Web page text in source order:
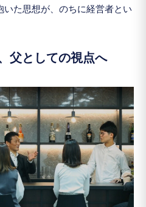
た思想が、のちに経営者とい
父としての視点へ